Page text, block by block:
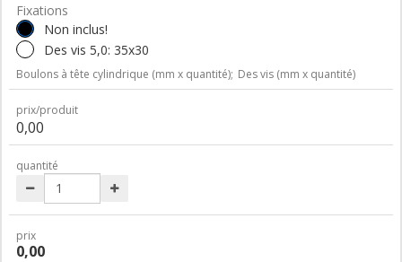
Fixations
Non inclus!
Des vis 5,0: 35x30
Boulons à tête cylindrique (mm x quantité); Des vis (mm x quantité)
prix/produit
0,00
quantité
prix
0,00